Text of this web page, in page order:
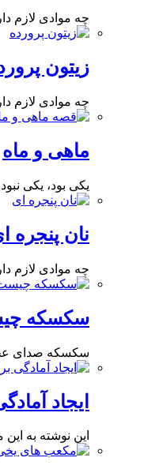
چه موادی لازم داریم؟ گوشت
زیتون
چه موادی لازم
ماهی و ماه
یکی بود، یکی
نان پنجره
چه موادی لازم داریم؟ آرد
سکسکه
سکسکه صداى
ایجاد
این نوشته به